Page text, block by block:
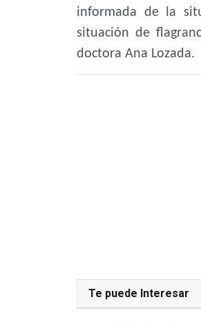
informada de la
situación de
doctora Ana Lozada.
Te puede Interesar